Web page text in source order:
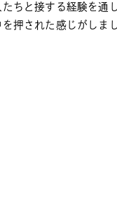
ちと接する経験を通
押された感じがしまし